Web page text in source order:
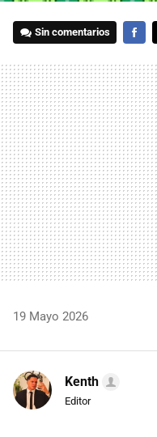
Sin comentarios
19 Mayo 2026
Kenth
Editor